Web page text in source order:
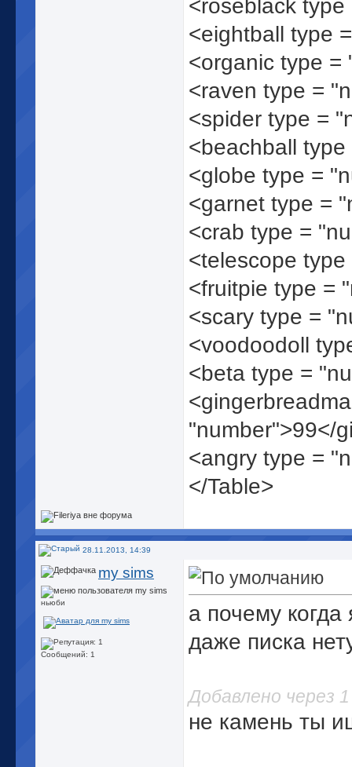
<roseblack
<eightball type
<organic type =
<raven type =
<spider type =
<beachball
<globe type =
<garnet type =
<crab type =
<telescope
<fruitpie type =
<scary type =
<voodoodoll
<beta type =
"number">99</
<angry type =
</Table>
28.11.2013, 14:39
my sims
ньюби
Сообщений: 1
а почему когда
даже писка
Добавлено через
не камень ты